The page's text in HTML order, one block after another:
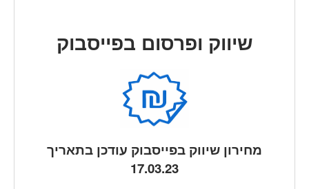
שיווק ופרסום בפייסבוק
מחירון שיווק בפייסבוק עודכן בתאריך
17.03.23